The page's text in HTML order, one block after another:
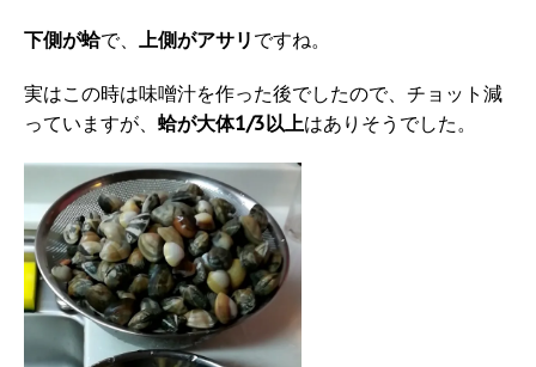
下側が蛤で、 上側がアサリ ですね。
実はこの時は味噌汁を作った後でしたので、チョット減
っていますが、 蛤が大体1/3以上はありそうでした。